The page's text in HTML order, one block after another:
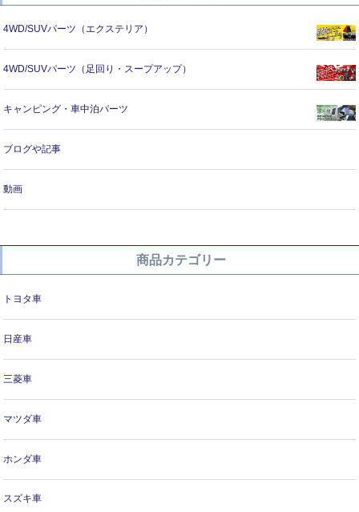
4WD/SUVパーツ（エクステリア）
4WD/SUVパーツ（足回り・スープアップ）
キャンピング・車中泊パーツ
ブログや記事
動画
商品カテゴリー
トヨタ車
日産車
三菱車
マツダ車
ホンダ車
スズキ車